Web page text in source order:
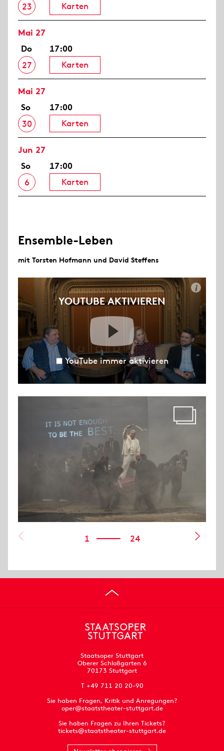
23
Karten
Mai 27
Do
27
17:00
Karten
Mai 27
So
30
17:00
Karten
Jun 27
So
6
17:00
Karten
Ensemble-Leben
mit Torsten Hofmann und David Steffens
YOUTUBE AKTIVIEREN
i
YouTube immer aktivieren
1 24
Staatsoper Stuttgart
Oberer Schloßgarten 6
70173 Stuttgart
T +49 711 20 20-90
Sie haben Fragen, Kritik und Anregungen?
oper@staatstheater-stuttgart.de
Sie haben Fragen zu Ihren Tickets?
tickets@staatstheater-stuttgart.de